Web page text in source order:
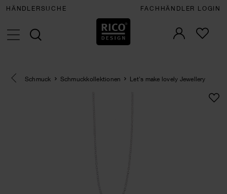
HÄNDLERSUCHE FACHHÄNDLER LOGIN
Eine Kategorie zurück navigieren
Schmuck Schmuckkollektionen Let's make lovely Jewellery